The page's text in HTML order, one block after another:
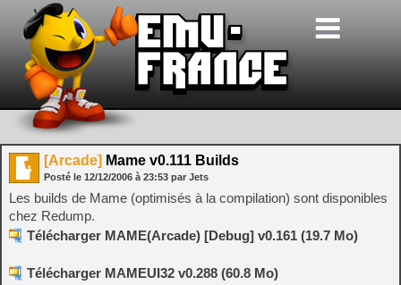
[Arcade] Mame v0.111 Builds
Posté le 12/12/2006 à 23:53 par Jets
Les builds de Mame (optimisés à la compilation) sont disponibles
chez Redump.
Télécharger MAME(Arcade) [Debug] v0.161 (19.7 Mo)
Télécharger MAMEUI32 v0.288 (60.8 Mo)